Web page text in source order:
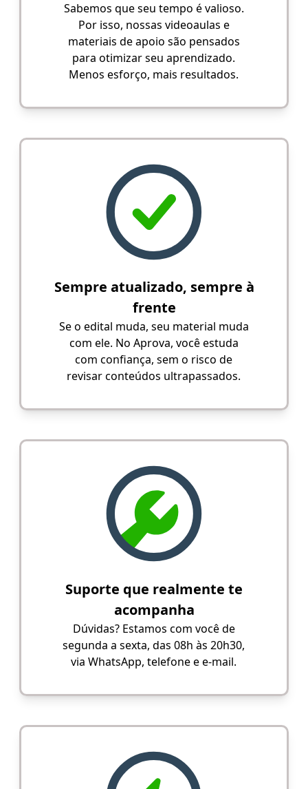
Sabemos que seu tempo é valioso.
Por isso, nossas videoaulas e
materiais de apoio são pensados
para otimizar seu aprendizado.
Menos esforço, mais resultados.
Sempre atualizado, sempre à
frente
Se o edital muda, seu material muda
com ele. No Aprova, você estuda
com confiança, sem o risco de
revisar conteúdos ultrapassados.
Suporte que realmente te
acompanha
Dúvidas? Estamos com você de
segunda a sexta, das 08h às 20h30,
via WhatsApp, telefone e e-mail.